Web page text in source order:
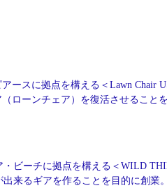
ースに拠点を構える＜Lawn Chair
ローンチェア）を復活させること
ビーチに拠点を構える＜WILD
来るギアを作ることを目的に創業。